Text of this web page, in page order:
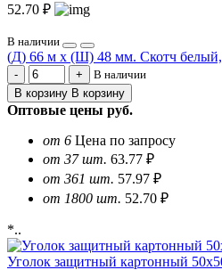
52.70 ₽
В наличии
(Д) 66 м х (Ш) 48 мм. Скотч
В наличии
В корзину В корзину
Оптовые цены руб.
от 6 Цена по запросу
от 37 шт. 63.77 ₽
от 361 шт. 57.97 ₽
от 1800 шт. 52.70 ₽
*..
Уголок защитный картонный